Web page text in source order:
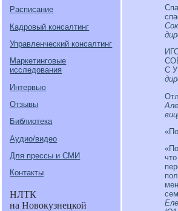
Расписание
Кадровый консалтинг
Управленческий консалтинг
Маркетинговые
исследования
Интервью
Отзывы
Библиотека
Аудио/видео
Для прессы и СМИ
Контакты
НЛТК
на Новокузнецкой
С